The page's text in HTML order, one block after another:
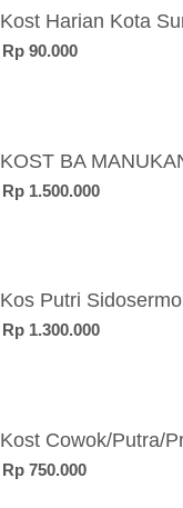
Rp 90.000
Rp 1.500.000
Kos Putri Sidosermo
Rp 1.300.000
Rp 750.000